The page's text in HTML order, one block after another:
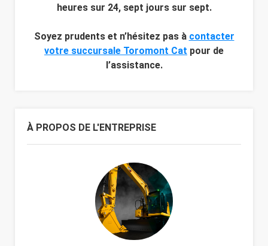
heures sur 24, sept jours sur sept.
Soyez prudents et n’hésitez pas à contacter
votre succursale Toromont Cat pour de
l’assistance.
À PROPOS DE L'ENTREPRISE